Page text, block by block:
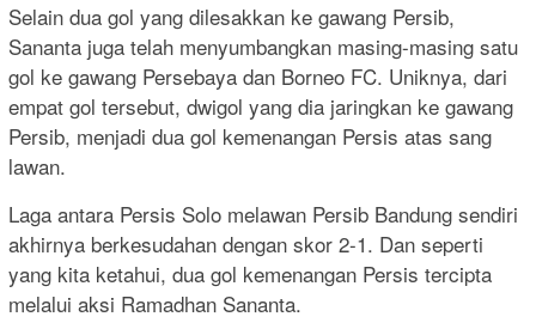
Selain dua gol yang dilesakkan ke gawang Persib,
Sananta juga telah menyumbangkan masing-masing satu
gol ke gawang Persebaya dan Borneo FC. Uniknya, dari
empat gol tersebut, dwigol yang dia jaringkan ke gawang
Persib, menjadi dua gol kemenangan Persis atas sang
lawan.
Laga antara Persis Solo melawan Persib Bandung sendiri
akhirnya berkesudahan dengan skor 2-1. Dan seperti
yang kita ketahui, dua gol kemenangan Persis tercipta
melalui aksi Ramadhan Sananta.